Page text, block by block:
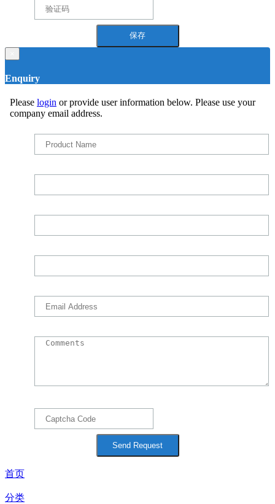
Enquiry
Please login or provide user information below. Please use your
company email address.
首页
分类